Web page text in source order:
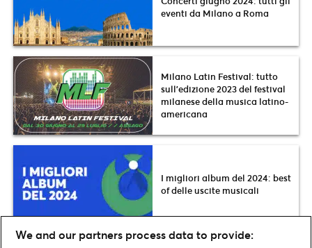
eventi da Milano a Roma
Milano Latin Festival: tutto
sull’edizione 2023 del festival
milanese della musica latino-
americana
I migliori album del 2024: best
of delle uscite musicali
We and our partners process data to provide: